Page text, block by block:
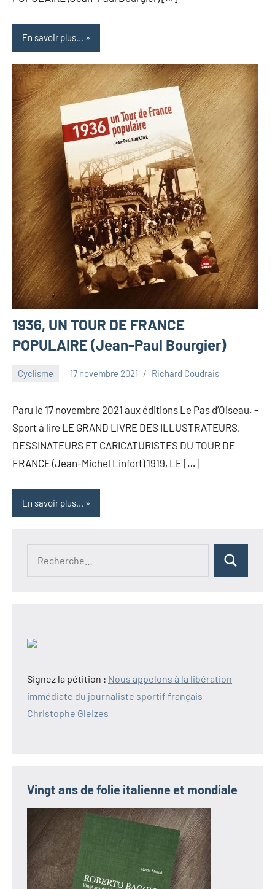
En savoir plus...
1936, UN TOUR DE FRANCE
POPULAIRE (Jean-Paul Bourgier)
Cyclisme 17 novembre 2021 Richard Coudrais
Paru le 17 novembre 2021 aux éditions Le Pas d’Oiseau. –
Sport à lire LE GRAND LIVRE DES ILLUSTRATEURS,
DESSINATEURS ET CARICATURISTES DU TOUR DE
FRANCE (Jean-Michel Linfort) 1919, LE […]
En savoir plus...
Rechercher
Signez la pétition : Nous appelons à la libération
immédiate du journaliste sportif français
Christophe Gleizes
Vingt ans de folie italienne et mondiale